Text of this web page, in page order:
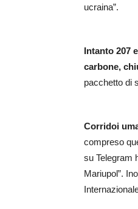
ucraina”.
Intanto 207
carbone,
pacchetto di
Corridoi
compreso
su Telegram
Mariupol”.